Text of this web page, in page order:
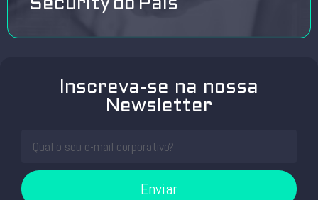
Security do País
Inscreva-se na nossa
Newsletter
Enviar